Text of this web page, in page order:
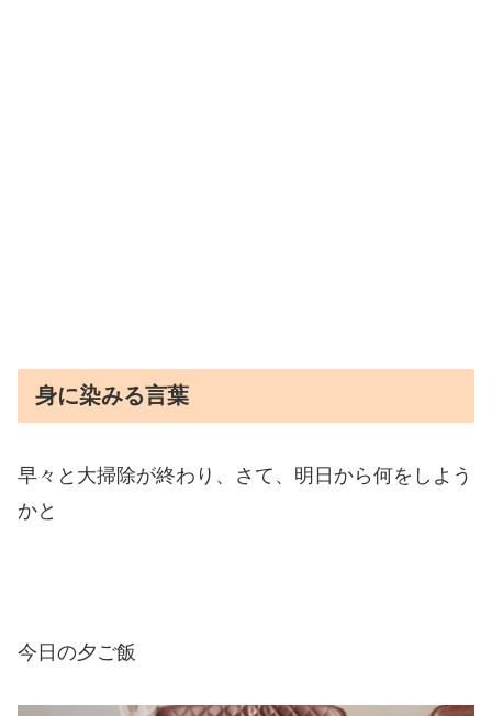
身に染みる言葉
早々と大掃除が終わり、さて、明日から何をしよう
かと
今日の夕ご飯